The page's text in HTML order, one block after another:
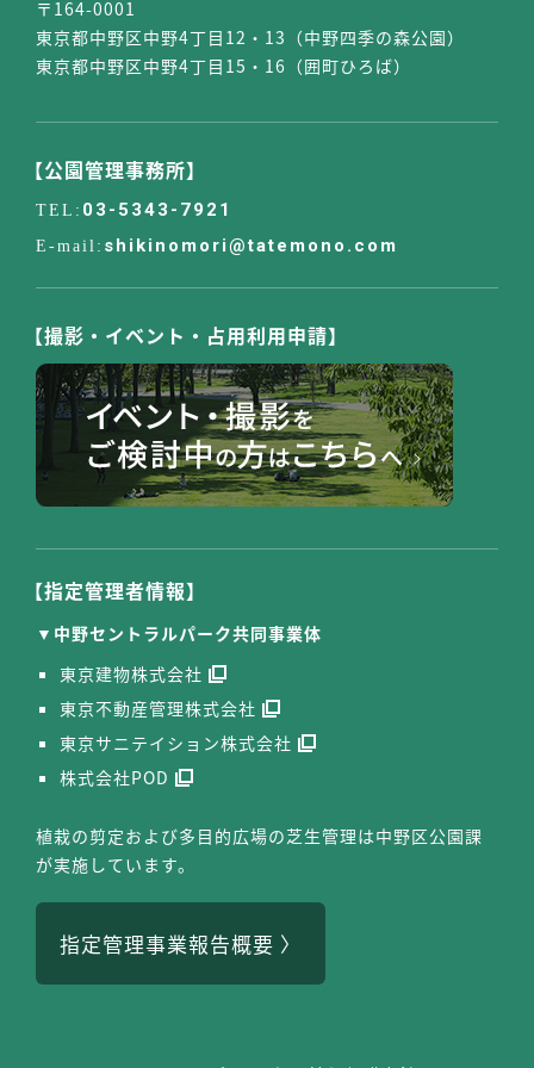
〒164-0001
東京都中野区中野4丁目12・13（中野四季の森公園）
東京都中野区中野4丁目15・16（囲町ひろば）
【公園管理事務所】
03-5343-7921
shikinomori@tatemono.com
【撮影・イベント・占用利用申請】
【指定管理者情報】
中野セントラルパーク共同事業体
東京建物株式会社
東京不動産管理株式会社
東京サニテイション株式会社
株式会社POD
植栽の剪定および多目的広場の芝生管理は中野区公園課
が実施しています。
指定管理事業報告概要